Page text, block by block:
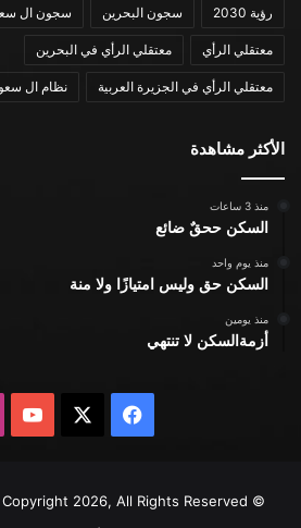
رؤية 2030 سجون البحرين سجون ال
معتقلي الرأي معتقلي الرأي في البحرين
معتقلي الرأي في الجزيرة العربية نظام ال
الأكثر مشاهدة
منذ 3 ساعات
السكن ححقٌ ضائع
منذ يوم واحد
السكن حق وليس امتيازًا ولا منة
منذ يومين
أزمةالسكن لا تنتهي
فيسبوك